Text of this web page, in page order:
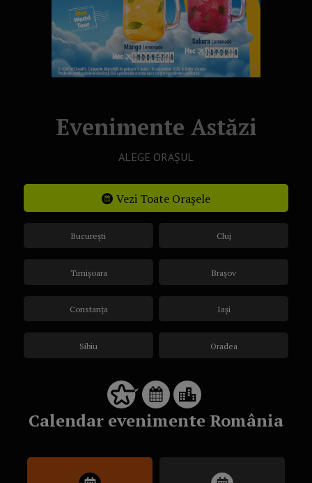
Evenimente Astăzi
ALEGE ORAȘUL
Vezi Toate Orașele
București
Timișoara
Constanța
Sibiu
Cluj
Brașov
Iași
Oradea
Calendar evenimente România